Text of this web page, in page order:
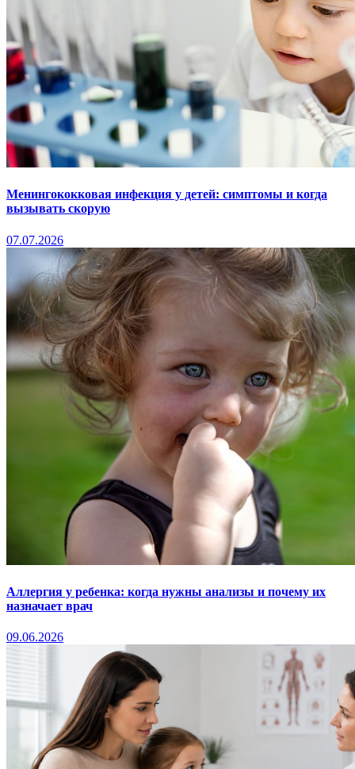
Менингококковая инфекция у детей: симптомы и когда
вызывать скорую
07.07.2026
Аллергия у ребенка: когда нужны анализы и почему их
назначает врач
09.06.2026